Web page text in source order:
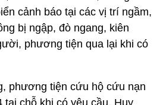
cảnh báo tại các vị trí ngầm,
bị ngập, đò ngang, kiên
phương tiện qua lại khi có
phương tiện cứu hộ cứu nạn
chỗ khi có yêu cầu. Huy